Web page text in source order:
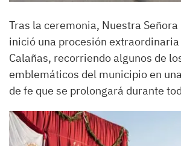
Tras la ceremonia, Nuestra Señora
inició una procesión
Calañas, recorriendo algunos de
emblemáticos del municipio en
de fe que se prolongará durante